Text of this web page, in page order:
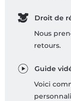
Droit de
Nous
retours.
Guide
Voici